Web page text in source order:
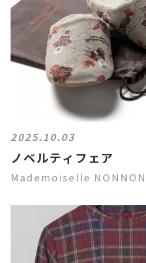
2025.10.03
ノベルティフェア
Mademoiselle NONNON